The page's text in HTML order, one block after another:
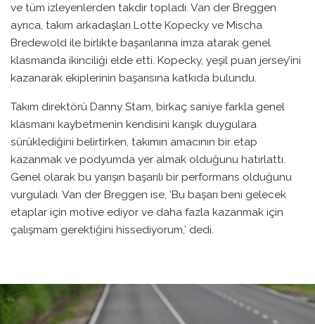
ve tüm izleyenlerden takdir topladı. Van der Breggen
ayrıca, takım arkadaşları Lotte Kopecky ve Mischa
Bredewold ile birlikte başarılarına imza atarak genel
klasmanda ikinciliği elde etti. Kopecky, yeşil puan jersey’ini
kazanarak ekiplerinin başarısına katkıda bulundu.
Takım direktörü Danny Stam, birkaç saniye farkla genel
klasmanı kaybetmenin kendisini karışık duygulara
sürüklediğini belirtirken, takımın amacının bir etap
kazanmak ve podyumda yer almak olduğunu hatırlattı.
Genel olarak bu yarışın başarılı bir performans olduğunu
vurguladı. Van der Breggen ise, ‘Bu başarı beni gelecek
etaplar için motive ediyor ve daha fazla kazanmak için
çalışmam gerektiğini hissediyorum,’ dedi.